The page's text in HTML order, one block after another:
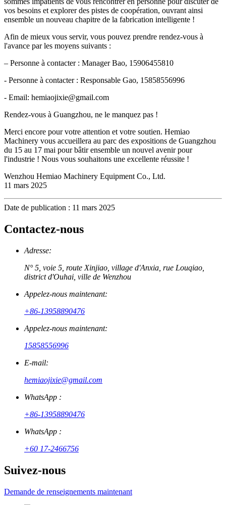
vos besoins et explorer des pistes de coopération, ouvrant ainsi
ensemble un nouveau chapitre de la fabrication intelligente !
Afin de mieux vous servir, vous pouvez prendre rendez-vous à
l'avance par les moyens suivants :
– Personne à contacter : Manager Bao, 15906455810
- Personne à contacter : Responsable Gao, 15858556996
- Email: hemiaojixie@gmail.com
Rendez-vous à Guangzhou, ne le manquez pas !
Merci encore pour votre attention et votre soutien. Hemiao
Machinery vous accueillera au parc des expositions de Guangzhou
du 15 au 17 mai pour bâtir ensemble un nouvel avenir pour
l'industrie ! Nous vous souhaitons une excellente réussite !
Wenzhou Hemiao Machinery Equipment Co., Ltd.
11 mars 2025
Date de publication : 11 mars 2025
Contactez-nous
Adresse:
N° 5, voie 5, route Xinjiao, village d'Anxia, ​​rue Louqiao,
district d'Ouhai, ville de Wenzhou
Appelez-nous maintenant:
+86-13958890476
Appelez-nous maintenant:
15858556996
E-mail:
hemiaojixie@gmail.com
WhatsApp :
+86-13958890476
WhatsApp :
+60 17-2466756
Suivez-nous
Demande de renseignements maintenant